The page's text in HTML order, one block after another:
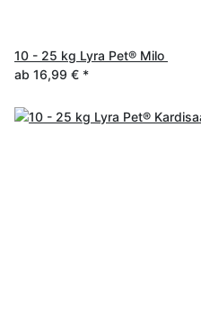
10 - 25 kg Lyra Pet® Milo
ab 16,99 € *